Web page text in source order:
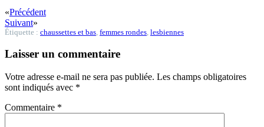
«Précédent
Suivant»
Étiquette : chaussettes et bas femmes rondes lesbiennes
Laisser un commentaire
Votre adresse e-mail ne sera pas publiée. Les champs obligatoires
sont indiqués avec *
Commentaire *